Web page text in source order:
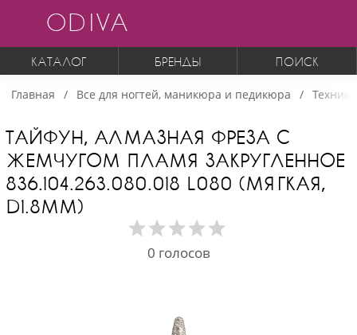
ODIVA
КАТАЛОГ БРЕНДЫ ПОИСК
Главная Все для ногтей, маникюра и педикюра
ТАЙФУН, АЛМАЗНАЯ ФРЕЗА С
ЖЕМЧУГОМ ПЛАМЯ ЗАКРУГЛЕННОЕ
836.104.263.080.018 L080 (МЯГКАЯ,
D1.8ММ)
0 голосов